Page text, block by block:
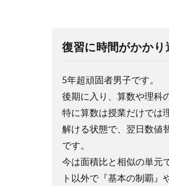
復習に時間がかか
5年超頑固者男子です。
後期に入り、算数や理科
特に算数は授業だけでは
解ける状態で、翌日数値
です。
今は面積比と相似の単元
ト以外で『基本の制覇